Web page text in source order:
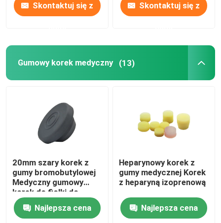
Skontaktuj się z Skontaktuj się z
Gumowy korek medyczny (13)
20mm szary korek z
gumy bromobutylowej
Medyczny gumowy
korek do fiolki do
wstrzykiwań
Najlepsza cena
Heparynowy korek z
gumy medycznej Korek
z heparyną izoprenową
Najlepsza cena